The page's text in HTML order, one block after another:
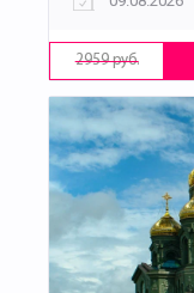
2959 руб.